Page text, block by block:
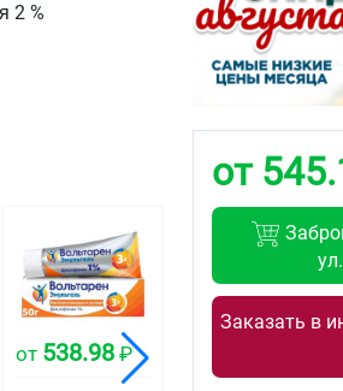
2 %
от 538.98 ₽
от
Заказать в